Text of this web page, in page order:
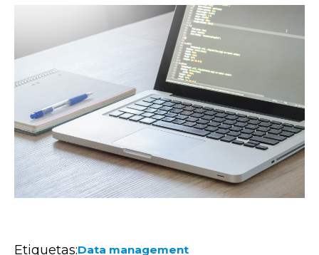
Etiquetas:Data management